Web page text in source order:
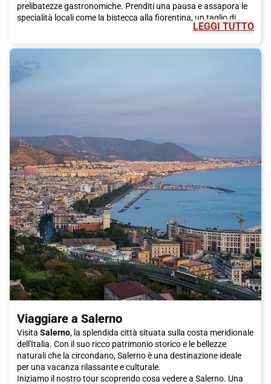
prelibatezze gastronomiche. Prenditi una pausa e assapora le
specialità locali come la bistecca alla fiorentina, un taglio di
carne succulento e saporito, o i pici, una pasta fatta a mano
lontano dal caos della città. E se sei appassionato di moda, non
puoi perderti il mercato di San Lorenzo, dove potrai trovare
prodotti di pelle di alta qualità e articoli artigianali unici.
Insomma, Firenze è una città che ti conquisterà con la sua
bellezza, la sua cultura e la sua cucina. E cosa c'è di meglio che
viaggiare in treno Italo per raggiungerla? Prenota subito il tuo
biglietto e preparati a scoprire una delle città più affascinanti
d'Italia. Non vediamo l'ora di darti il benvenuto a Firenze, la città
degli artisti e dei sognatori.
LEGGI TUTTO
Viaggiare a Salerno
Visita Salerno, la splendida città situata sulla costa meridionale
dell'Italia. Con il suo ricco patrimonio storico e le bellezze
naturali che la circondano, Salerno è una destinazione ideale
per una vacanza rilassante e culturale.
Iniziamo il nostro tour scoprendo cosa vedere a Salerno. Una